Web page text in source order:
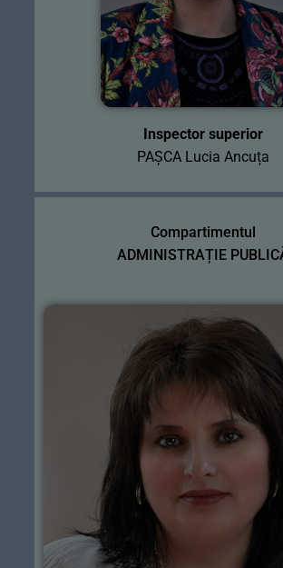
Inspector superior
PAȘCA Lucia Ancuța
Compartimentul
ADMINISTRAȚIE